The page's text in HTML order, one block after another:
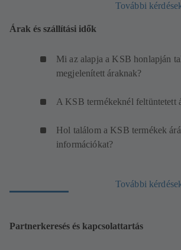
További
Árak és szállítási idők
Mi az alapja a KSB honlapján
megjelenített áraknak?
A KSB termékeknél feltüntetett
Hol találom a KSB termékek
információkat?
További
Partnerkeresés és kapcsolattartás